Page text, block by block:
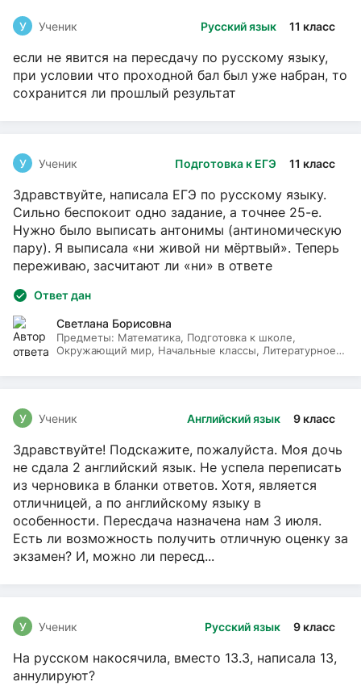
Русский язык 11 класс
У Ученик
если не явится на пересдачу по русскому языку,
при условии что проходной бал был уже набран, то
сохранится ли прошлый результат
Подготовка к ЕГЭ 11 класс
У Ученик
Здравствуйте, написала ЕГЭ по русскому языку.
Сильно беспокоит одно задание, а точнее 25-е.
Нужно было выписать антонимы (антиномическую
пару). Я выписала «ни живой ни мёртвый». Теперь
переживаю, засчитают ли «ни» в ответе
Ответ дан
Светлана Борисовна
Предметы: Математика, Подготовка к школе,
Окружающий мир, Начальные классы, Литературное
Английский язык 9 класс
У Ученик
Здравствуйте! Подскажите, пожалуйста. Моя дочь
не сдала 2 английский язык. Не успела переписать
из черновика в бланки ответов. Хотя, является
отличницей, а по английскому языку в
особенности. Пересдача назначена нам 3 июля.
Есть ли возможность получить отличную оценку за
экзамен? И, можно ли пересд...
Русский язык 9 класс
У Ученик
На русском накосячила, вместо 13.3, написала 13,
аннулируют?